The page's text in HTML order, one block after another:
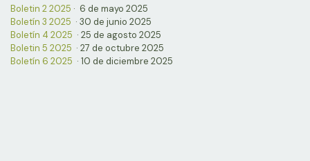
Boletin 2 2025 · 6 de mayo 2025
Boletín 3 2025 · 30 de junio 2025
Boletín 4 2025 · 25 de agosto 2025
Boletin 5 2025 · 27 de octubre 2025
Boletín 6 2025 · 10 de diciembre 2025